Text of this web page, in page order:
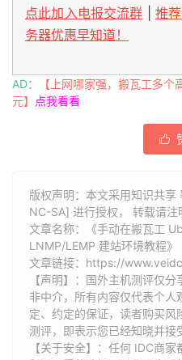
点此加入电报交流群
推
务器优惠早知道！
AD：
【上网哪家强，搬瓦工多
元】
点我看看

版权声明：本文采用知识共
NC-SA] 进行授权， 转载请注
文章名称：《手动在搬瓦工
LNMP/LEMP 建站环境教程》
文章链接： https://
【声明】：国外主机测评仅
非中介，所有内容仅代表个人
定、约定的保证，读者购买
测评，即表示您已经知晓并接
【关于安全】：任何 IDC商